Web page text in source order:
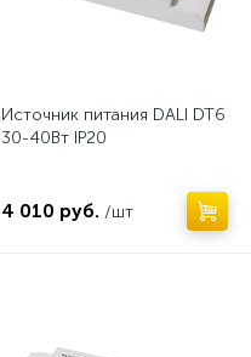
Источник питания DALI DT6
30-40Вт IP20
4 010 руб. /шт